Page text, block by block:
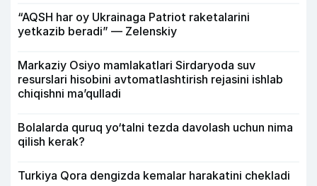
“AQSH har oy Ukrainaga Patriot raketalarini
yetkazib beradi” — Zelenskiy
Markaziy Osiyo mamlakatlari Sirdaryoda suv
resurslari hisobini avtomatlashtirish rejasini ishlab
chiqishni ma’qulladi
Bolalarda quruq yo‘talni tezda davolash uchun nima
qilish kerak?
Turkiya Qora dengizda kemalar harakatini chekladi